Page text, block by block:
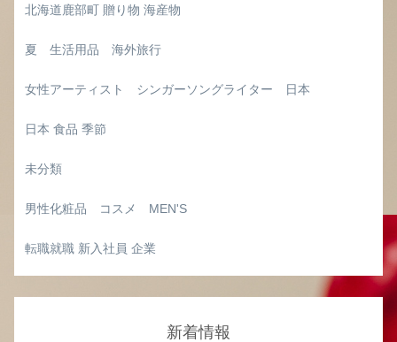
北海道鹿部町 贈り物 海産物
夏 生活用品 海外旅行
女性アーティスト シンガーソングライター 日本
日本 食品 季節
未分類
男性化粧品 コスメ MEN'S
転職就職 新入社員 企業
新着情報